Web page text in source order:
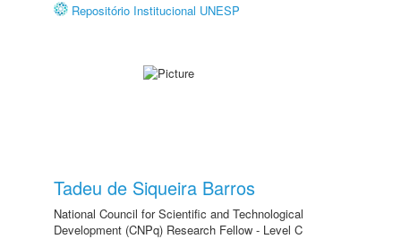
Repositório Institucional UNESP
Tadeu de Siqueira Barros
National Council for Scientific and Technological
Development (CNPq) Research Fellow - Level C